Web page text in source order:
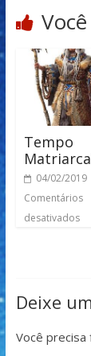
Tempo
04/02/2019
Comentários
desativados
Deixe
Você precisa